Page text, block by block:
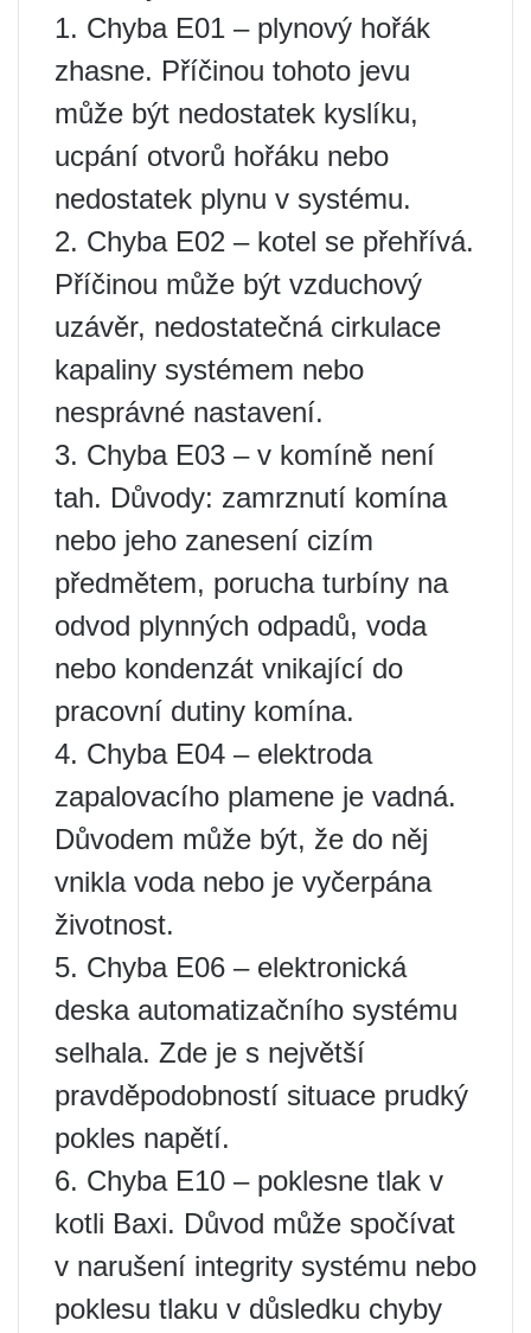
1. Chyba E01 – plynový hořák
zhasne. Příčinou tohoto jevu
může být nedostatek kyslíku,
ucpání otvorů hořáku nebo
nedostatek plynu v systému.
2. Chyba E02 – kotel se přehřívá.
Příčinou může být vzduchový
uzávěr, nedostatečná cirkulace
kapaliny systémem nebo
nesprávné nastavení.
3. Chyba E03 – v komíně není
tah. Důvody: zamrznutí komína
nebo jeho zanesení cizím
předmětem, porucha turbíny na
odvod plynných odpadů, voda
nebo kondenzát vnikající do
pracovní dutiny komína.
4. Chyba E04 – elektroda
zapalovacího plamene je vadná.
Důvodem může být, že do něj
vnikla voda nebo je vyčerpána
životnost.
5. Chyba E06 – elektronická
deska automatizačního systému
selhala. Zde je s největší
pravděpodobností situace prudký
pokles napětí.
6. Chyba E10 – poklesne tlak v
kotli Baxi. Důvod může spočívat
v narušení integrity systému nebo
poklesu tlaku v důsledku chyby